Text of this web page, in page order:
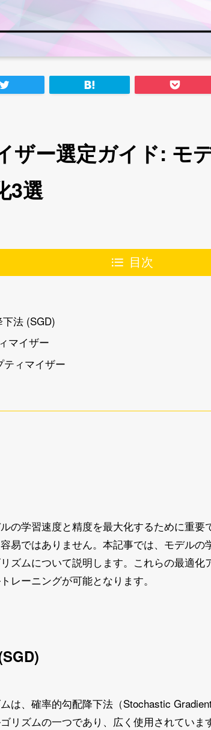
ザー選定ガイド: モ
3選
目次
法 (SGD)
マイザー
ティマイザー
の学習速度と精度を最大化するために重
易ではありません。本記事では、モデル
ズムについて説明します。これらの最適化
レーニングが可能となります。
は、確率的勾配降下法（Stochastic
リズムの一つであり、広く使用されてい